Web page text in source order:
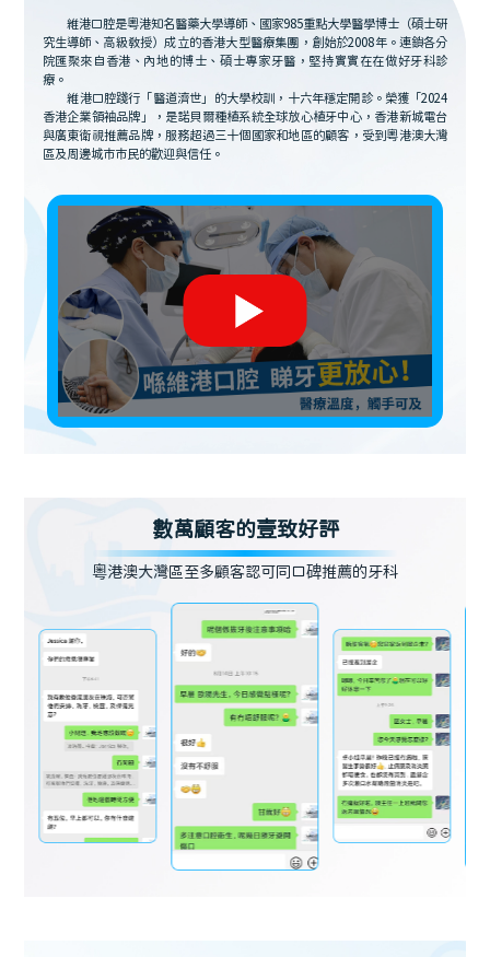
維港口腔是粵港知名醫藥大學導師、國家985重點大學醫學博士（碩士研
究生導師、高級教授）成立的香港大型醫療集團，創始於2008年。連鎖各分
院匯聚來自香港、內地的博士、碩士專家牙醫，堅持實實在在做好牙科診
療。
維港口腔踐行「醫道濟世」的大學校訓，十六年穩定開診。榮獲「2024
香港企業領袖品牌」，是諾貝爾種植系統全球放心植牙中心，香港新城電台
與廣東衛視推薦品牌，服務超過三十個國家和地區的顧客，受到粵港澳大灣
區及周邊城市市民的歡迎與信任。
數萬顧客的壹致好評
粵港澳大灣區至多顧客認可同口碑推薦的牙科